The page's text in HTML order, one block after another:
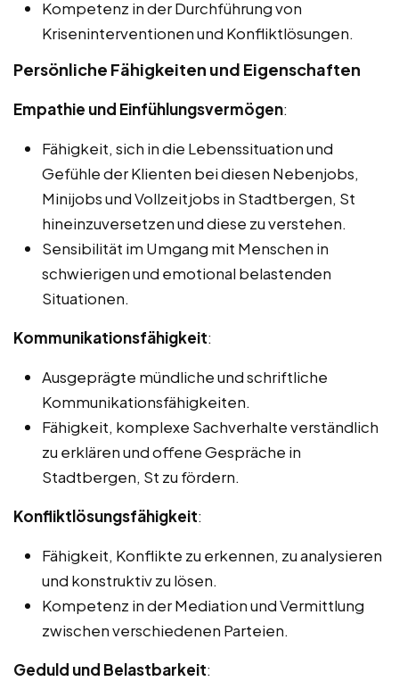
Kompetenz in der Durchführung von
Kriseninterventionen und Konfliktlösungen.
Persönliche Fähigkeiten und Eigenschaften
Empathie und Einfühlungsvermögen:
Fähigkeit, sich in die Lebenssituation und
Gefühle der Klienten bei diesen Nebenjobs,
Minijobs und Vollzeitjobs in Stadtbergen, St
hineinzuversetzen und diese zu verstehen.
Sensibilität im Umgang mit Menschen in
schwierigen und emotional belastenden
Situationen.
Kommunikationsfähigkeit:
Ausgeprägte mündliche und schriftliche
Kommunikationsfähigkeiten.
Fähigkeit, komplexe Sachverhalte verständlich
zu erklären und offene Gespräche in
Stadtbergen, St zu fördern.
Konfliktlösungsfähigkeit:
Fähigkeit, Konflikte zu erkennen, zu analysieren
und konstruktiv zu lösen.
Kompetenz in der Mediation und Vermittlung
zwischen verschiedenen Parteien.
Geduld und Belastbarkeit: